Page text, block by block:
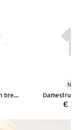
Damestrui van fijn breiwerk
€